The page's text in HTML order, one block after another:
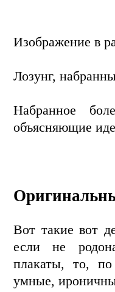
Изображение в
Лозунг,
Набранное
объясняющие
Вот такие вот
если не
плакаты, то,
умные,